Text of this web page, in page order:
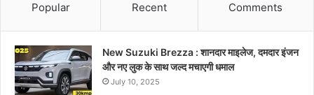
Popular Recent Comments
New Suzuki Brezza : शानदार माइलेज, दमदार इंजन
और नए लुक के साथ जल्द मचाएगी धमाल
July 10, 2025